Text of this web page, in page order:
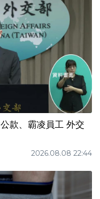
款、霸凌員工 外交
2026.08.08 22:44